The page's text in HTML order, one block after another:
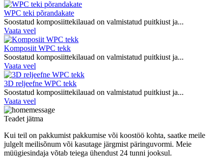
WPC teki põrandakate
Soostatud komposiittekilauad on valmistatud puitkiust ja...
Vaata veel
Komposiit WPC tekk
Soostatud komposiittekilauad on valmistatud puitkiust ja...
Vaata veel
3D reljeefne WPC tekk
Soostatud komposiittekilauad on valmistatud puitkiust ja...
Vaata veel
Teadet jätma
Kui teil on pakkumist pakkumise või koostöö kohta, saatke meile
julgelt meilisõnum või kasutage järgmist päringuvormi. Meie
müügiesindaja võtab teiega ühendust 24 tunni jooksul.